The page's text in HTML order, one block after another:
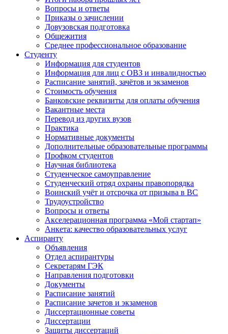
Вопросы и ответы
Приказы о зачислении
Довузовская подготовка
Общежития
Среднее профессиональное образование
Студенту
Информация для студентов
Информация для лиц с ОВЗ и инвалидностью
Расписание занятий, зачётов и экзаменов
Стоимость обучения
Банковские реквизиты для оплаты обучения
Вакантные места
Перевод из других вузов
Практика
Нормативные документы
Дополнительные образовательные программы
Профком студентов
Научная библиотека
Студенческое самоуправление
Студенческий отряд охраны правопорядка
Воинский учёт и отсрочка от призыва в ВС
Трудоустройство
Вопросы и ответы
Акселерационная программа «Мой стартап»
Анкета: качество образовательных услуг
Аспиранту
Объявления
Отдел аспирантуры
Секретарям ГЭК
Направления подготовки
Документы
Расписание занятий
Расписание зачетов и экзаменов
Диссертационные советы
Диссертации
Защиты диссертаций